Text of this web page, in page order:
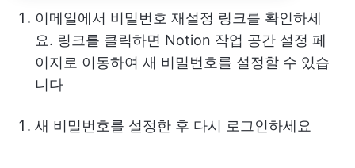
이메일에서 비밀번호 재설정 링크를 확인하세
요. 링크를 클릭하면 Notion 작업 공간 설정 페
이지로 이동하여 새 비밀번호를 설정할 수 있습
니다
새 비밀번호를 설정한 후 다시 로그인하세요